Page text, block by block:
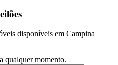
disponíveis em Campina
qualquer momento.